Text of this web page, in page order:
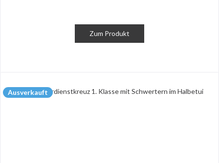
Zum Produkt
Ausverkauft